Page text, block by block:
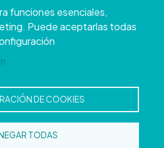
funciones esenciales,
Puede aceptarlas todas
DE COOKIES
TODAS
todos los derechos
Protección de